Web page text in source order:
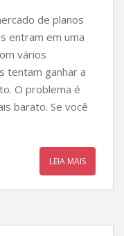
de planos
entram em uma
vários
tentam ganhar a
O problema é
barato. Se você
LEIA MAIS